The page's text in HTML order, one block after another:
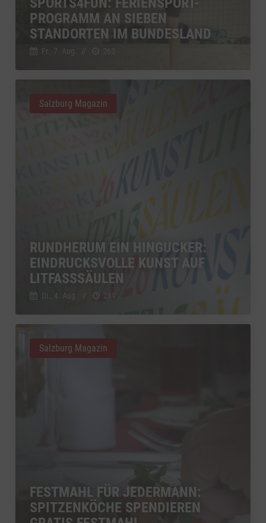
PROGRAMM AN SIEBEN
STANDORTEN IM BUNDESLAND
Fr., 7. Aug. 263
RUNDHERUM EIN HINGUCKER:
EINDRUCKSVOLLE KUNST AUF
LITFASSSÄULEN
Di., 4. Aug. // 239
Salzburg Magazin
FESTMAHL FÜR JEDERMANN:
SPITZENKÖCHE SPENDIEREN
Salzburg Magazin
YouTube
Google Ireland Limited, Irland